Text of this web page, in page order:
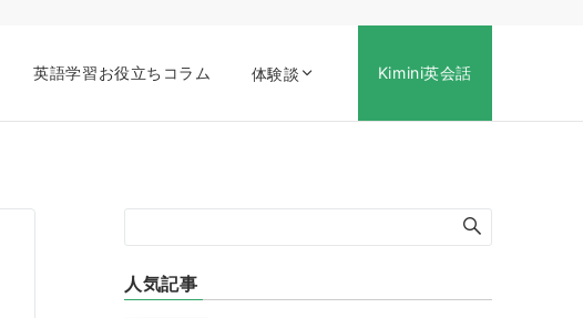
英語学習お役立ちコラム 体験談 Kimini英会話
人気記事